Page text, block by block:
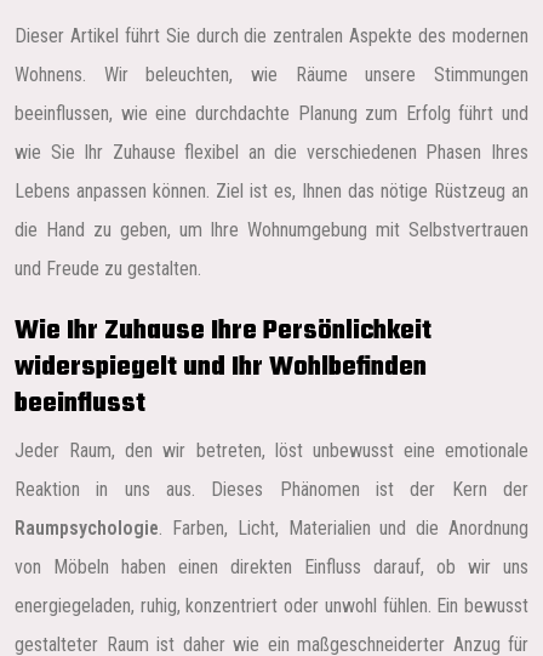
Dieser Artikel führt Sie durch die zentralen Aspekte des modernen
Wohnens. Wir beleuchten, wie Räume unsere Stimmungen
beeinflussen, wie eine durchdachte Planung zum Erfolg führt und
wie Sie Ihr Zuhause flexibel an die verschiedenen Phasen Ihres
Lebens anpassen können. Ziel ist es, Ihnen das nötige Rüstzeug an
die Hand zu geben, um Ihre Wohnumgebung mit Selbstvertrauen
und Freude zu gestalten.
Wie Ihr Zuhause Ihre Persönlichkeit
widerspiegelt und Ihr Wohlbefinden
beeinflusst
Jeder Raum, den wir betreten, löst unbewusst eine emotionale
Reaktion in uns aus. Dieses Phänomen ist der Kern der
Raumpsychologie. Farben, Licht, Materialien und die Anordnung
von Möbeln haben einen direkten Einfluss darauf, ob wir uns
energiegeladen, ruhig, konzentriert oder unwohl fühlen. Ein bewusst
gestalteter Raum ist daher wie ein maßgeschneiderter Anzug für